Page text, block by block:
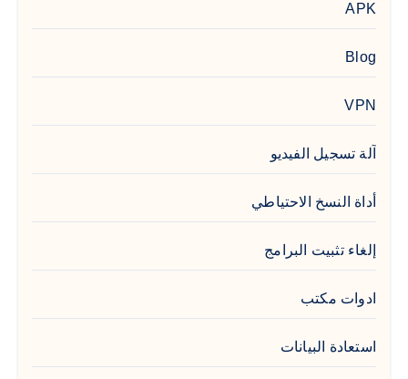
APK
Blog
VPN
آلة تسجيل الفيديو
أداة النسخ الاحتياطي
إلغاء تثبيت البرامج
ادوات مكتب
استعادة البيانات